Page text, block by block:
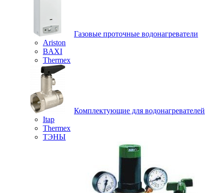
Газовые проточные водонагреватели
Ariston
BAXI
Thermex
Комплектующие для водонагревателей
Itap
Thermex
ТЭНЫ